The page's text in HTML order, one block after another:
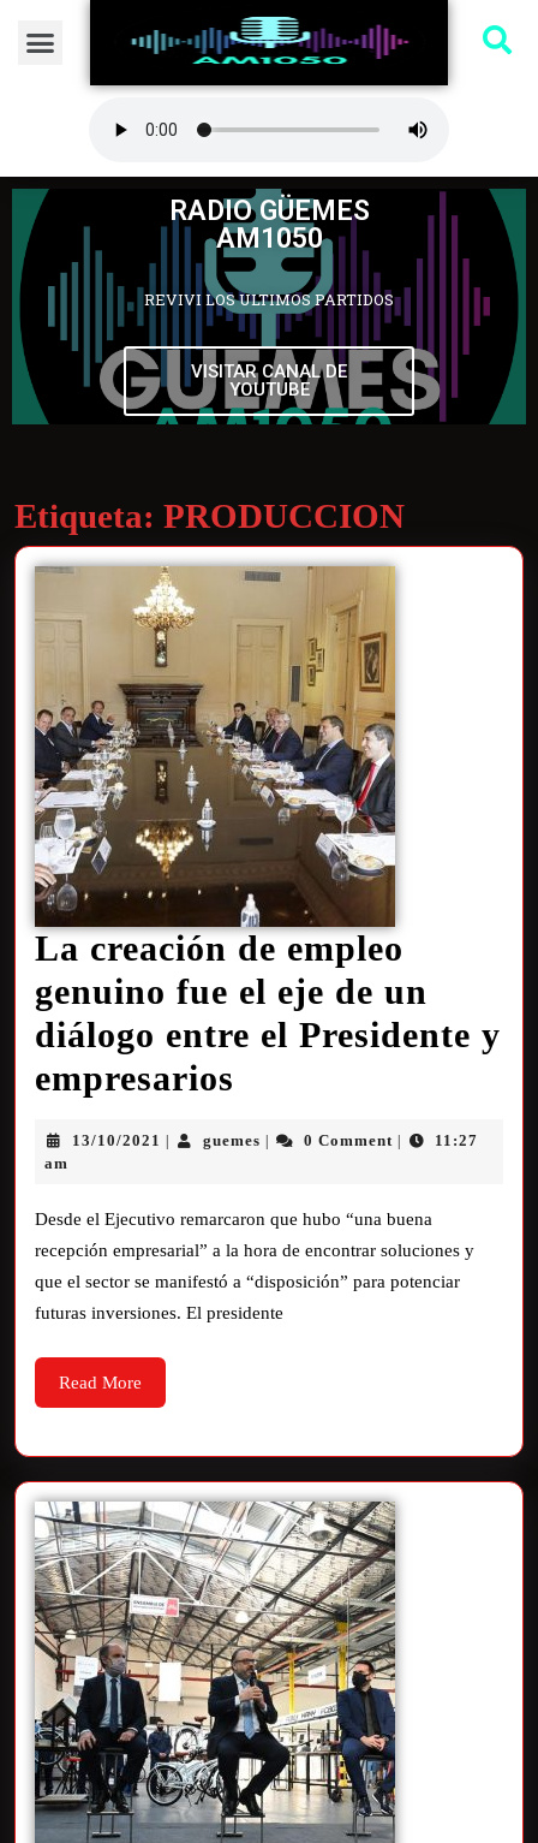
RADIO GÜEMES
AM1050
REVIVI LOS ULTIMOS PARTIDOS
VISITAR CANAL DE
YOUTUBE
Etiqueta: PRODUCCION
La creación de empleo
genuino fue el eje de un
diálogo entre el Presidente y
empresarios
13/10/2021 guemes 0 Comment
11:27
am
Desde el Ejecutivo remarcaron que hubo “una buena
recepción empresarial” a la hora de encontrar soluciones y
que el sector se manifestó a “disposición” para potenciar
futuras inversiones. El presidente
Read More